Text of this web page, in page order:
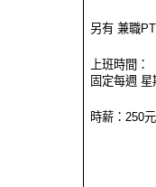
另有 兼職
上班時間：
固定每週
時薪：250